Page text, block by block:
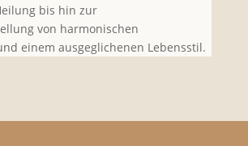
bis hin zur
von harmonischen
einem ausgeglichenen Lebensstil.